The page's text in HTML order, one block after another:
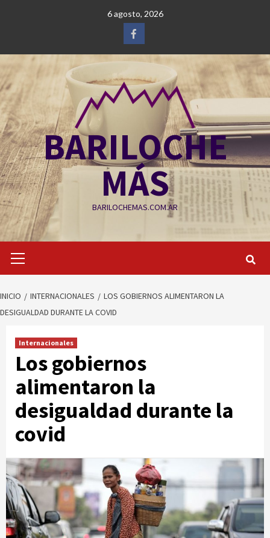
6 agosto, 2026
Facebook
BARILOCHE
MÁS
BARILOCHEMAS.COM.AR
primario
INICIO INTERNACIONALES
LOS GOBIERNOS ALIMENTARON LA
DESIGUALDAD DURANTE LA COVID
Internacionales
Los gobiernos
alimentaron la
desigualdad durante la
covid